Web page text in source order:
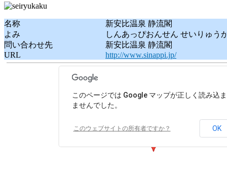
名称
新安比温泉 静流閣
よみ
しんあっぴおんせん せいりゅう
問い合わせ先
新安比温泉 静流閣
URL
http://www.sinappi.jp/
このページでは Google マップが正しく読み込
ませんでした。
このウェブサイトの所有者ですか？ OK